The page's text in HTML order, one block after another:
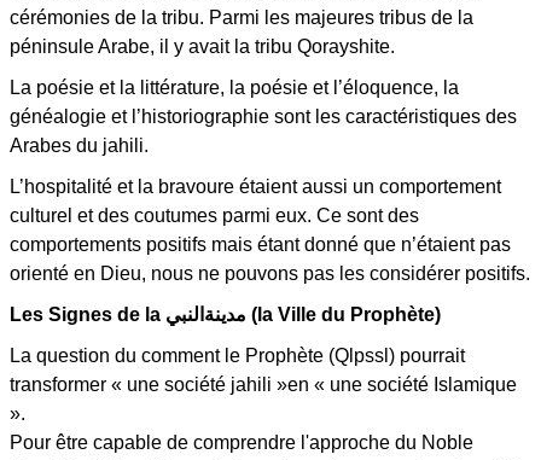
cérémonies de la tribu. Parmi les majeures tribus de la
péninsule Arabe, il y avait la tribu Qorayshite.
La poésie et la littérature, la poésie et l’éloquence, la
généalogie et l’historiographie sont les caractéristiques des
Arabes du jahili.
L’hospitalité et la bravoure étaient aussi un comportement
culturel et des coutumes parmi eux. Ce sont des
comportements positifs mais étant donné que n’étaient pas
orienté en Dieu, nous ne pouvons pas les considérer positifs.
Les Signes de la مدينةالنبي (la Ville du Prophète)
La question du comment le Prophète (Qlpssl) pourrait
transformer « une société jahili »en « une société Islamique
».
Pour être capable de comprendre l'approche du Noble